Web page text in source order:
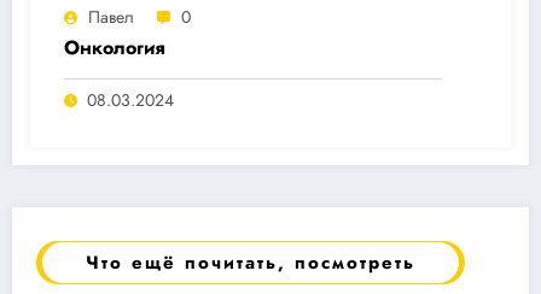
Павел 0
Онкология
08.03.2024
Что ещё почитать, посмотреть